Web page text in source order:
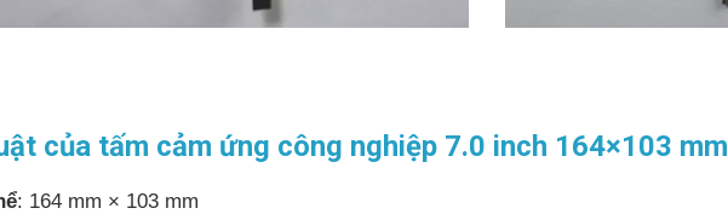
của tấm cảm ứng công nghiệp 7.0 inch 164×103 mm
: 164 mm × 103 mm